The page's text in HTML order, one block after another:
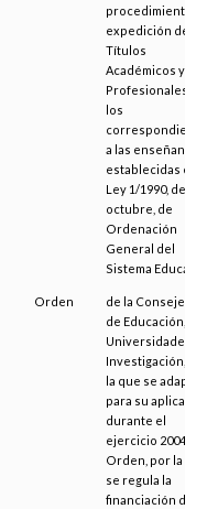
procedimiento de
expedición de
Títulos
Académicos y
Profesionales de
los
correspondientes
a las enseñanzas
establecidas en la
Ley 1/1990, de 3 de
octubre, de
Ordenación
General del
Sistema Educativo
Orden
de la Consejera
de Educación,
Universidades e
Investigación, por
la que se adapta
para su aplicación
durante el
ejercicio 2004 la
Orden, por la que
se regula la
financiación de los